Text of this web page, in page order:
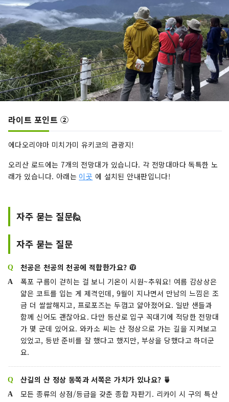
라이트 포인트 ②
에다오리야마 미치가미 유키코의 관광지!
오리산 로드에는 7개의 전망대가 있습니다. 각 전망대마다 독특한 노
래가 있습니다. 아래는 이곳 에 설치된 안내판입니다!
자주 묻는 질문🙋
자주 묻는 질문
천공은 천공의 천공에 적합한가요? 🧥
폭포 구름이 걷히는 걸 보니 기온이 시원~추워요! 여름 감상상은
얇은 코트를 입는 게 제격인데, 9월이 지나면서 만남의 느낌은 조
금 더 쌀쌀해지고, 프로포즈는 두껍고 얇아졌어요. 일반 샌들과
함께 신어도 괜찮아요. 다만 등산로 입구 꼭대기에 적당한 전망대
가 몇 군데 있어요. 와카소 씨는 산 정상으로 가는 길을 지켜보고
있었고, 등반 준비를 잘 했다고 했지만, 부상을 당했다고 하더군
요.
산길의 산 정상 동쪽과 서쪽은 가치가 있나요? 🍵
모든 종류의 상점/등급을 갖춘 종합 자판기. 리카이 시 구의 특산